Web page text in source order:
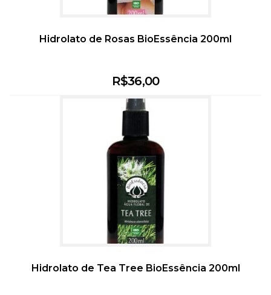
Hidrolato de Rosas BioEssência 200ml
R$36,00
Hidrolato de Tea Tree BioEssência 200ml